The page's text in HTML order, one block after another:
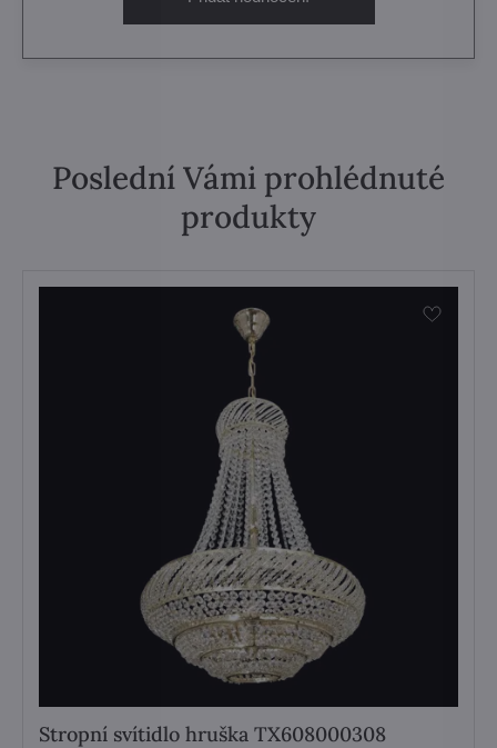
Poslední Vámi prohlédnuté
produkty
Stropní svítidlo hruška TX608000308